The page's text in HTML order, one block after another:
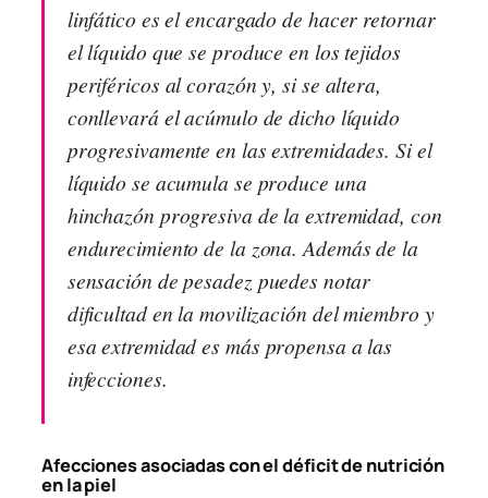
linfático es el encargado de hacer retornar
el líquido que se produce en los tejidos
periféricos al corazón y, si se altera,
conllevará el acúmulo de dicho líquido
progresivamente en las extremidades. Si el
líquido se acumula se produce una
hinchazón progresiva de la extremidad, con
endurecimiento de la zona. Además de la
sensación de pesadez puedes notar
dificultad en la movilización del miembro y
esa extremidad es más propensa a las
infecciones.
Afecciones asociadas con el déficit de nutrición
en la piel